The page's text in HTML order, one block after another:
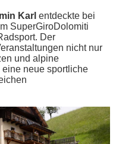
Karl entdeckte bei
SuperGiroDolomiti
Der
nicht nur
und alpine
neue sportliche